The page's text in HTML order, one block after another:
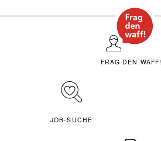
JOB-SUCHE
FRAG DEN WAFF!